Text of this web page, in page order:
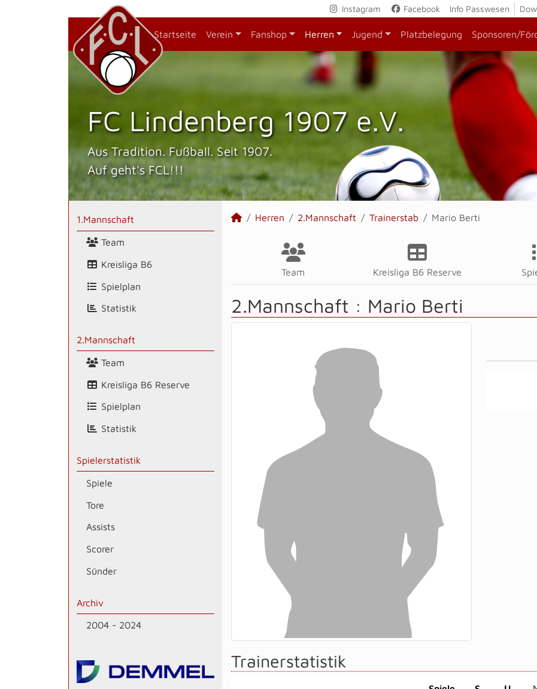
Instagram Facebook Info Passwesen
Startseite Verein Fanshop Herren Jugend Platzbelegung Sponsoren/
FC Lindenberg 1907 e.V.
Aus Tradition. Fußball. Seit 1907.
Auf geht's FCL!!!
1.Mannschaft
Team
Kreisliga B6
Spielplan
Statistik
2.Mannschaft
Team
Kreisliga B6 Reserve
Spielplan
Statistik
Spielerstatistik
Spiele
Tore
Assists
Scorer
Sünder
Archiv
2004 - 2024
Herren 2.Mannschaft Trainerstab Mario Berti
Team Kreisliga B6 Reserve
2.Mannschaft : Mario Berti
Trainerstatistik